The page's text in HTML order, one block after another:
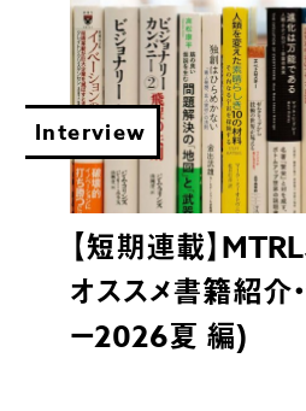
Interview
【短期連載】
オススメ書籍紹介
ー2026夏 編)